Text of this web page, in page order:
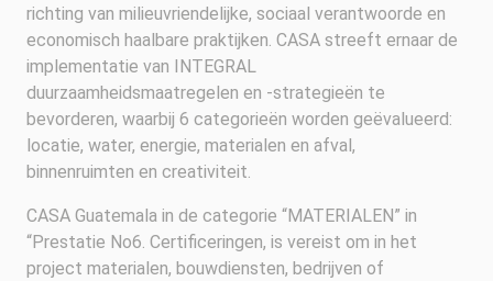
richting van milieuvriendelijke, sociaal verantwoorde en
economisch haalbare praktijken. CASA streeft ernaar de
implementatie van INTEGRAL
duurzaamheidsmaatregelen en -strategieën te
bevorderen, waarbij 6 categorieën worden geëvalueerd:
locatie, water, energie, materialen en afval,
binnenruimten en creativiteit.
CASA Guatemala in de categorie “MATERIALEN” in
“Prestatie No6. Certificeringen, is vereist om in het
project materialen, bouwdiensten, bedrijven of